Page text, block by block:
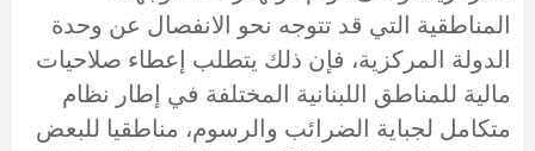
المناطقية التي قد تتوجه نحو الانفصال عن وحدة
الدولة المركزية، فإن ذلك يتطلب إعطاء صلاحيات
مالية للمناطق اللبنانية المختلفة في إطار نظام
متكامل لجباية الضرائب والرسوم، مناطقيا للبعض